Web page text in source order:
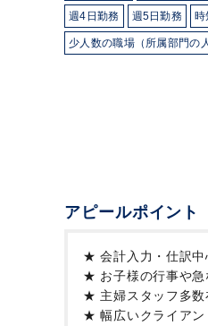
週4日勤務 週5日勤務 時
少人数の職場（所属部門の
アピールポイント
★ 会計入力・仕訳中
★ お子様の行事や急
★ 主婦スタッフ多数
★ 幅広いクライア